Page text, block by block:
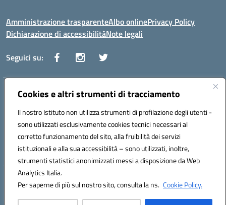
Cookies e altri strumenti di tracciamento
Il nostro Istituto non utilizza strumenti di profilazione degli utenti -
sono utilizzati esclusivamente cookies tecnici necessari al
corretto funzionamento del sito, alla fruibilità dei servizi
istituzionali e alla sua accessibilità – sono utilizzati, inoltre,
strumenti statistici anonimizzati messi a disposizione da Web
Analytics Italia.
Per saperne di più sul nostro sito, consulta la ns. Cookie Policy.
Amministrazione trasparenteAlbo onlinePrivacy Policy
Dichiarazione di accessibilitàNote legali
Seguici su:
Indirizzo:Via Vaccari n.5 e Via Falcone n.20 - 91025 Marsala
Posta elettronica certificata (PEC):tppm03000q@pec.istruzione.it
Codice fiscale: 82004490817
Codice meccanografico: TPPM03000Q
Hosting & Powered by 3D Solution S.r.l.
Concept & Design by Designers Italia